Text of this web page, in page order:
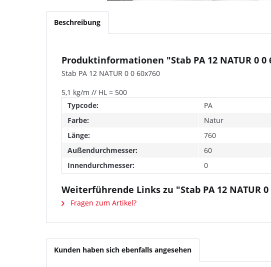
Beschreibung
Produktinformationen "Stab PA 12 NATUR 0 0
Stab PA 12 NATUR 0 0 60x760
5,1 kg/m // HL = 500
Typcode:
PA
Farbe:
Natur
Länge:
760
Außendurchmesser:
60
Innendurchmesser:
0
Weiterführende Links zu "Stab PA 12 NATUR 0
Fragen zum Artikel?
Kunden haben sich ebenfalls angesehen